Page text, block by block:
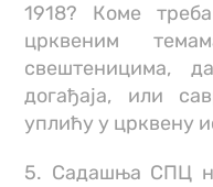
1918? Коме
црквеним
свештеницима,
догађаја, или
уплићу у црквену
5. Садашња СПЦ